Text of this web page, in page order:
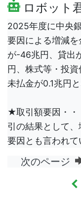
ロボット
2025年度に中央
要因による増減
が-46兆円、貸出
円、株式等・投
未払金が0.1兆円
★取引額要因・・
引の結果として
要因とも言われて
次のページ